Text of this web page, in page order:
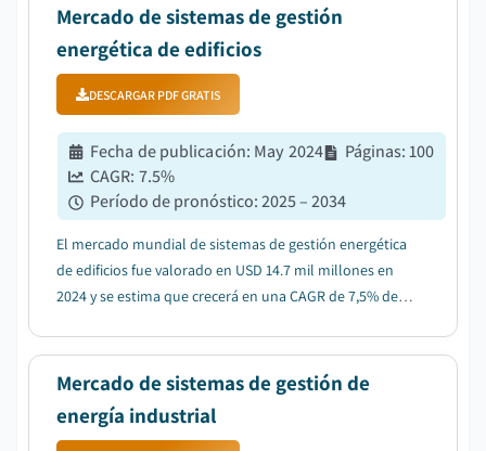
Mercado de sistemas de gestión
energética de edificios
DESCARGAR PDF GRATIS
Fecha de publicación: May 2024 Páginas:100
CAGR: 7.5%
Período de pronóstico:2025 – 2034
El mercado mundial de sistemas de gestión energética
de edificios fue valorado en USD 14.7 mil millones en
2024 y se estima que crecerá en una CAGR de 7,5% de
Mercado de sistemas de gestión de
energía industrial